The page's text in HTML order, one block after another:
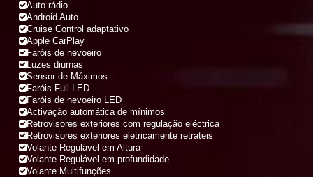
Auto-rádio
Android Auto
Cruise Control adaptativo
Apple CarPlay
Faróis de nevoeiro
Luzes diurnas
Sensor de Máximos
Faróis Full LED
Faróis de nevoeiro LED
Activação automática de mínimos
Retrovisores exteriores com regulação eléctrica
Retrovisores exteriores eletricamente retrateis
Volante Regulável em Altura
Volante Regulável em profundidade
Volante Multifunções